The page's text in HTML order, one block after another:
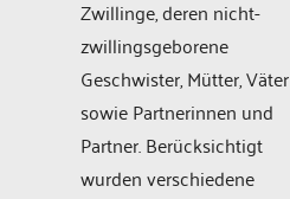
Zwillinge, deren nicht-
zwillingsgeborene
Geschwister, Mütter, Väter
sowie Partnerinnen und
Partner. Berücksichtigt
wurden verschiedene